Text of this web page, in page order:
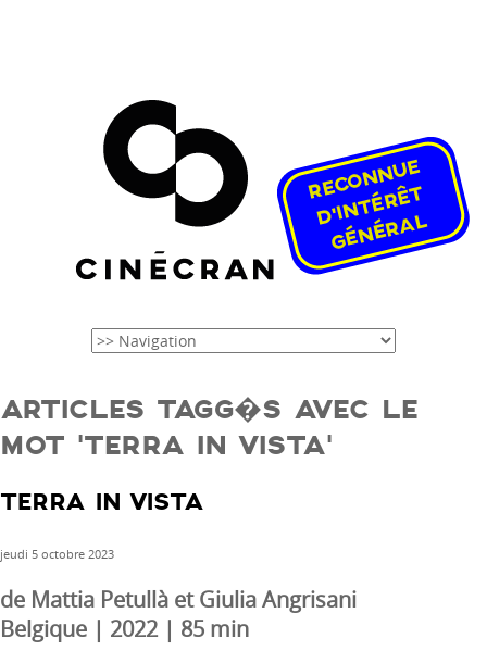
ARTICLES TAGG�S AVEC LE
MOT ‘TERRA IN VISTA’
TERRA IN VISTA
jeudi 5 octobre 2023
de Mattia Petullà et Giulia Angrisani
Belgique | 2022 | 85 min